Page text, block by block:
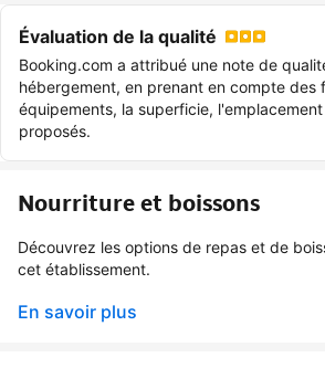
Évaluation de la qualité
Booking.com a attribué une note de
hébergement, en prenant en compte des
équipements, la superficie,
proposés.
Nourriture et boissons
Découvrez les options de repas et de
cet établissement.
En savoir plus